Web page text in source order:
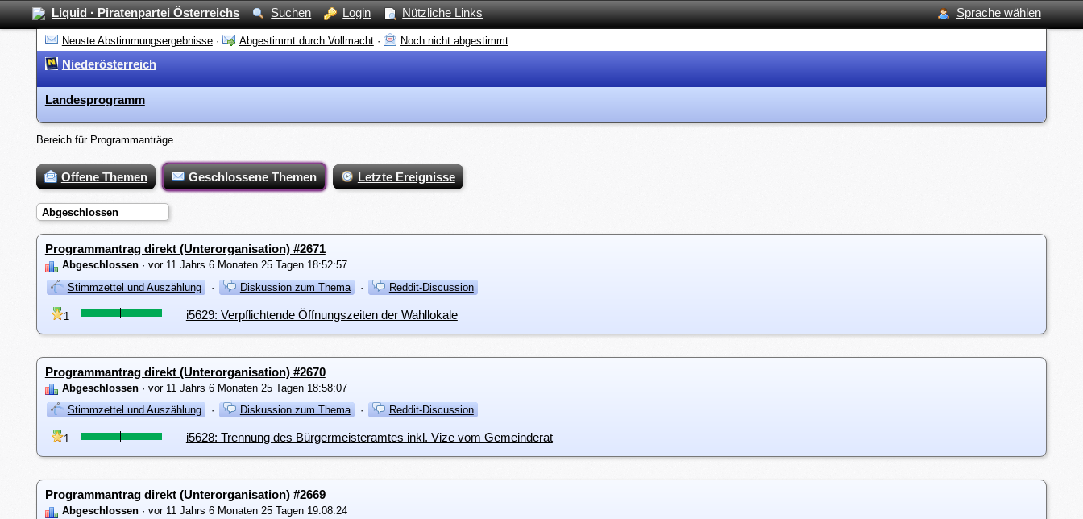
Liquid · Piratenpartei Österreichs Suchen Login Nützliche Links Sprache wählen
Neuste Abstimmungsergebnisse· Abgestimmt durch Vollmacht· Noch nicht abgestimmt
Niederösterreich
Landesprogramm
Bereich für Programmanträge
Offene Themen Geschlossene Themen Letzte Ereignisse
Abgeschlossen
Programmantrag direkt (Unterorganisation) #2671
Abgeschlossen· vor 11 Jahrs 6 Monaten 25 Tagen 18:52:57
Stimmzettel und Auszählung
· Diskussion zum Thema · Reddit-Discussion
1 i5629: Verpflichtende Öffnungszeiten der Wahllokale
Programmantrag direkt (Unterorganisation) #2670
Abgeschlossen· vor 11 Jahrs 6 Monaten 25 Tagen 18:58:07
Stimmzettel und Auszählung
· Diskussion zum Thema · Reddit-Discussion
1 i5628: Trennung des Bürgermeisteramtes inkl. Vize vom Gemeinderat
Programmantrag direkt (Unterorganisation) #2669
Abgeschlossen· vor 11 Jahrs 6 Monaten 25 Tagen 19:08:24